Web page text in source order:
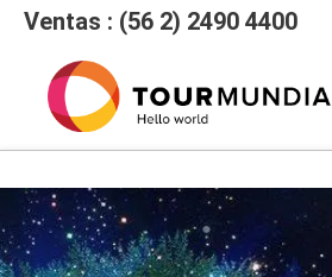
Ventas : (56 2) 2490 4400